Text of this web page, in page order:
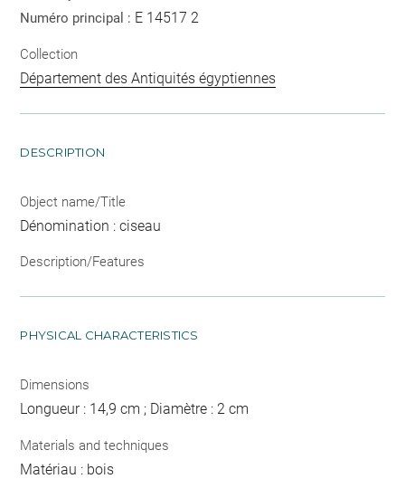
Numéro principal : E 14517 2
Collection
Département des Antiquités égyptiennes
DESCRIPTION
Object name/Title
Dénomination : ciseau
Description/Features
PHYSICAL CHARACTERISTICS
Dimensions
Longueur : 14,9 cm ; Diamètre : 2 cm
Materials and techniques
Matériau : bois